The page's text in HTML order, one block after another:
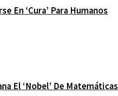
En ‘Cura’ Para Humanos
El ‘Nobel’ De Matemáticas